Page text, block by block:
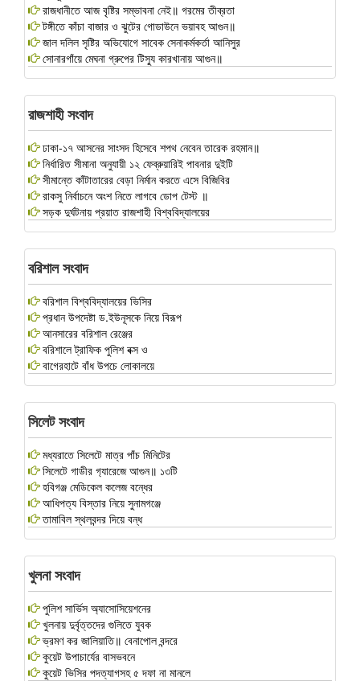
রাজধানীতে আজ বৃষ্টির সম্ভাবনা নেই॥ গরমের তীব্রতা
টঙ্গীতে কাঁচা বাজার ও ঝুটের গোডাউনে ভয়াবহ আগুন॥
জাল দলিল সৃষ্টির অভিযোগে সাবেক সেনাকর্মকর্তা আনিসুর
সোনারগাঁয়ে মেঘনা গ্রুপের টিস্যু কারখানায় আগুন॥
রাজশাহী সংবাদ
ঢাকা-১৭ আসনের সাংসদ হিসেবে শপথ নেবেন তারেক রহমান॥
নির্ধারিত সীমানা অনুযায়ী ১২ ফেব্রুয়ারিই পাবনার দুইটি
সীমান্তে কাঁটাতারের বেড়া নির্মান করতে এসে বিজিবির
রাকসু নির্বাচনে অংশ নিতে লাগবে ডোপ টেস্ট ॥
সড়ক দুর্ঘটনায় প্রয়াত রাজশাহী বিশ্ববিদ্যালয়ের
বরিশাল সংবাদ
বরিশাল বিশ্ববিদ্যালয়ের ভিসির
প্রধান উপদেষ্টা ড.ইউনূসকে নিয়ে বিরূপ
আনসারের বরিশাল রেঞ্জের
বরিশালে ট্রাফিক পুলিশ বক্স ও
বাগেরহাটে বাঁধ উপচে লোকালয়ে
সিলেট সংবাদ
মধ্যরাতে সিলেটে মাত্র পাঁচ মিনিটের
সিলেটে গ‍াডীর গ‍্যারেজে আগুন॥ ১৩টি
হবিগঞ্জ মেডিকেল কলেজ বন্ধের
আধিপত্য বিস্তার নিয়ে সুনামগঞ্জে
তামাবিল স্থলবন্দর দিয়ে বন্ধ
খুলনা সংবাদ
পুলিশ সার্ভিস অ্যাসোসিয়েশনের
খুলনায় দুর্বৃত্তদের গুলিতে যুবক
ভ্রমণ কর জালিয়াতি॥ বেনাপোল বন্দরে
কুয়েট উপাচার্যের বাসভবনে
কুয়েট ভিসির পদত্যাগসহ ৫ দফা না মানলে